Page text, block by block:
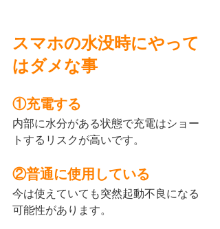
スマホの水没時にやって
はダメな事
①充電する
内部に水分がある状態で充電はショー
トするリスクが高いです。
②普通に使用している
今は使えていても突然起動不良になる
可能性があります。